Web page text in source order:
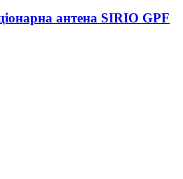
антена SIRIO GPF